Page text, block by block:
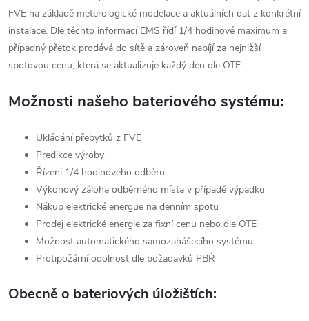
FVE na základě meterologické modelace a aktuálních dat z konkrétní
instalace. Dle těchto informací EMS řídí 1/4 hodinové maximum a
případný přetok prodává do sítě a zároveň nabíjí za nejnižší
spotovou cenu, která se aktualizuje každý den dle OTE.
Možnosti našeho bateriového systému:
Ukládání přebytků z FVE
Predikce výroby
Řízeni 1/4 hodinového odběru
Výkonový záloha odběrného místa v případě výpadku
Nákup elektrické energue na denním spotu
Prodej elektrické energie za fixní cenu nebo dle OTE
Možnost automatického samozahášecího systému
Protipožární odolnost dle požadavků PBŘ
Obecně o bateriových úložištích: